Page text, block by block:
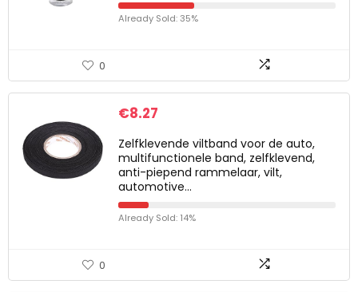
Already Sold: 35%
0
€8.27
Zelfklevende viltband voor de auto,
multifunctionele band, zelfklevend,
anti-piepend rammelaar, vilt,
automotive…
Already Sold: 14%
0